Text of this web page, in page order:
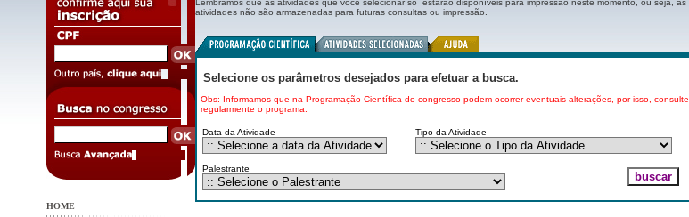
HOME
Lembramos que as atividades que você selecionar só estarão disponíveis para impressão neste momento, ou seja, as
atividades não são armazenadas para futuras consultas ou impressão.
Selecione os parâmetros desejados para efetuar a busca.
Obs: Informamos que na Programação Científica do congresso podem ocorrer eventuais alterações, por isso, consulte
regularmente o programa.
Data da Atividade Tipo da Atividade
Palestrante